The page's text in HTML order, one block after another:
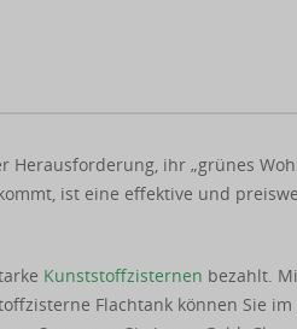
ihr „grünes
ist eine effektive und
Kunststoffzisternen bezahlt.
Flachtank können Sie